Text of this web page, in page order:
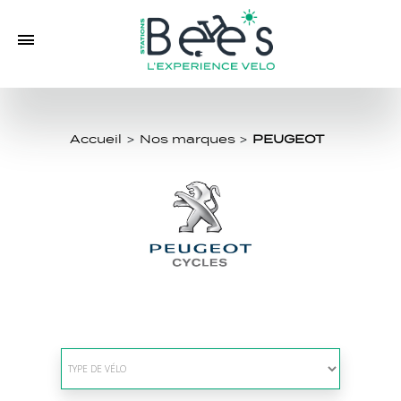
Accueil > Nos marques > PEUGEOT